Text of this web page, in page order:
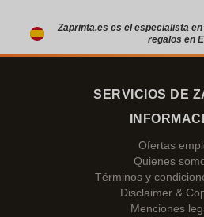
Zaprinta.es es el especialista
regalos en
SERVICIOS DE
Ofertas
Quienes
Términos y
Disclaimer &
Menciones